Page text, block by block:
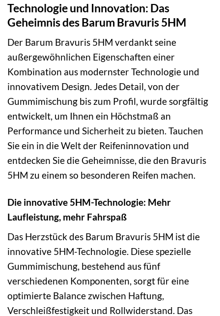
Technologie und Innovation: Das
Geheimnis des Barum Bravuris 5HM
Der Barum Bravuris 5HM verdankt seine
außergewöhnlichen Eigenschaften einer
Kombination aus modernster Technologie und
innovativem Design. Jedes Detail, von der
Gummimischung bis zum Profil, wurde sorgfältig
entwickelt, um Ihnen ein Höchstmaß an
Performance und Sicherheit zu bieten. Tauchen
Sie ein in die Welt der Reifeninnovation und
entdecken Sie die Geheimnisse, die den Bravuris
5HM zu einem so besonderen Reifen machen.
Die innovative 5HM-Technologie: Mehr
Laufleistung, mehr Fahrspaß
Das Herzstück des Barum Bravuris 5HM ist die
innovative 5HM-Technologie. Diese spezielle
Gummimischung, bestehend aus fünf
verschiedenen Komponenten, sorgt für eine
optimierte Balance zwischen Haftung,
Verschleißfestigkeit und Rollwiderstand. Das